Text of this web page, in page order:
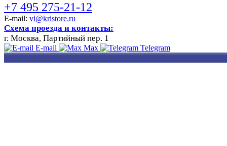
+7 495 275-21-12
E-mail: vi@kristore.ru
Схема проезда и контакты:
г. Москва, Партийный пер. 1
E-mail Max Telegram